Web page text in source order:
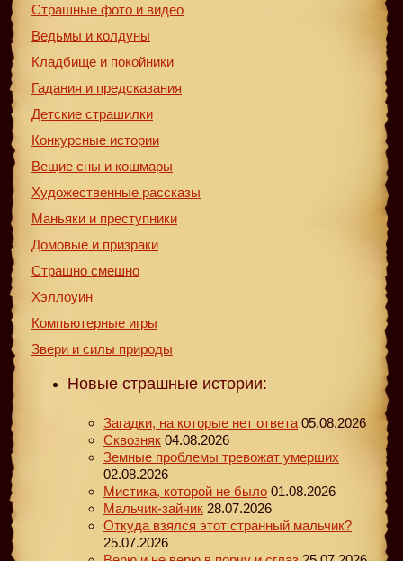
Страшные фото и видео
Ведьмы и колдуны
Кладбище и покойники
Гадания и предсказания
Детские страшилки
Конкурсные истории
Вещие сны и кошмары
Художественные рассказы
Маньяки и преступники
Домовые и призраки
Страшно смешно
Хэллоуин
Компьютерные игры
Звери и силы природы
Новые страшные истории:
Загадки, на которые нет ответа 05.08.2026
Сквозняк 04.08.2026
Земные проблемы тревожат умерших
02.08.2026
Мистика, которой не было 01.08.2026
Мальчик-зайчик 28.07.2026
Откуда взялся этот странный мальчик?
25.07.2026